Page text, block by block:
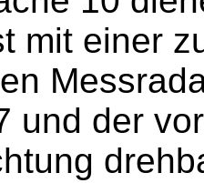
mit einer
und der